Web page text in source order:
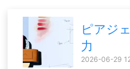
ピアジ
力
2026-06-29